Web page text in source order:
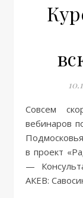
Совсем скоро начинается бесплатный курс
вебинаров
в проект
—
АКЕВ: